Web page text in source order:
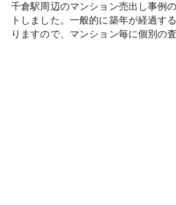
千倉駅周辺のマンション売出し事例
トしました。一般的に築年が経過す
りますので、マンション毎に個別の